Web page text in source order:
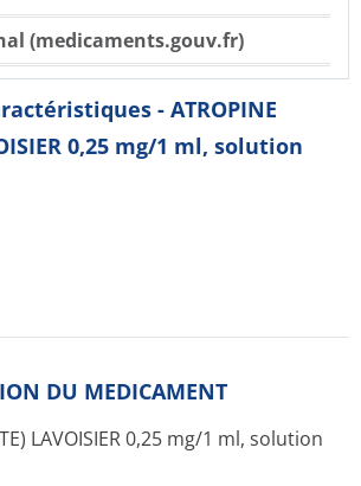
(medicaments.gouv.fr)
- ATROPINE
0,25 mg/1 ml, solution
DU MEDICAMENT
LAVOISIER 0,25 mg/1 ml, solution